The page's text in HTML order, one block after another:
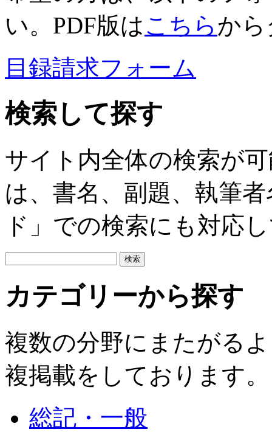
い。PDF版はこちらか
目録請求フォーム
検索して探す
サイト内全体の検索が
は、書名、副題、執筆
ド」での検索にも対応
カテゴリーから探す
複数の分野にまたがる
複掲載をしております。
総記・一般